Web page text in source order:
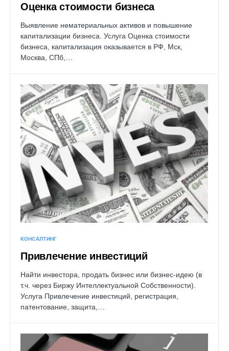
Оценка стоимости бизнеса
Выявление нематериальных активов и повышение
капитализации бизнеса. Услуга Оценка стоимости
бизнеса, капитализация оказывается в РФ, Мск,
Москва, СПб,…
КОНСАЛТИНГ
Привлечение инвестиций
Найти инвестора, продать бизнес или бизнес-идею (в
т.ч. через Биржу Интеллектуальной Собственности).
Услуга Привлечение инвестиций, регистрация,
патентование, защита,…